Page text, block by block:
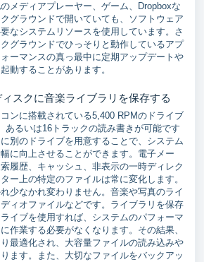
メディアプレーヤー、ゲーム、Dropboxな
グラウンドで開いていても、ソフトウェア
なシステムリソースを使用しています。さ
グラウンドでひっそりと動作しているアプ
ーマンスの真っ最中に定期アップデートや
動することがあります。
スクに音楽ライブラリを保存する
ンに搭載されている5,400 RPMのドライブ
あるいは16トラックの読み書きが可能です
別のドライブを用意することで、システム
に向上させることができます。電子メー
履歴、キャッシュ、非表示の一時ディレク
ー上の特定のファイルは常に変化します。
少なかれ変わりません。音楽や写真のライ
ィオファイルなどです。ライブラリを保存
イブを使用すれば、システムのパフォーマ
作業する必要がなくなります。その結果、
最適化され、大容量ファイルの読み込みや
ます。また、大切なファイルをバックアッ